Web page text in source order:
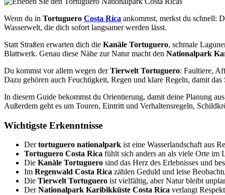
Wenn du in Tortuguero Costa Rica ankommst, merkst du schnell:
Wasserwelt, die dich sofort langsamer werden lässt.
Statt Straßen erwarten dich die Kanäle Tortuguero, schmale
Blattwerk. Genau diese Nähe zur Natur macht den Nationalpark
Du kommst vor allem wegen derTierwelt Tortuguero: Faultiere,
Dazu gehören auch Feuchtigkeit, Regen und klare Regeln, damit
In diesem Guide bekommst du Orientierung, damit deine Planung
Außerdem geht es um Touren, Eintritt und Verhaltensregeln,
Wichtigste Erkenntnisse
Dertortuguero nationalpark ist eine Wasserlandschaft aus
Tortuguero Costa Rica fühlt sich anders an als viele Orte im
Die Kanäle Tortuguero sind das Herz des Erlebnisses und
Im Regenwald Costa Rica zählen Geduld und leise
Die Tierwelt Tortuguero ist vielfältig, aber Natur bleibt
DerNationalpark Karibikküste Costa Rica verlangt